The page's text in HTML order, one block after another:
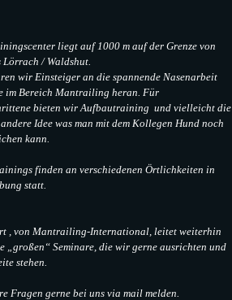
liegt auf 1000 m auf der Grenze von
Lörrach / Waldshut.
wir Einsteiger an die spannende Nasenarbeit
im Bereich Mantrailing heran. Für
bieten wir Aufbautraining und vielleicht die
Idee was man mit dem Kollegen Hund noch
kann.
finden an verschiedenen Örtlichkeiten in
statt.
, von Mantrailing-International, leitet weiterhin
„großen“ Seminare, die wir gerne ausrichten und
stehen.
Fragen gerne bei uns via mail melden.